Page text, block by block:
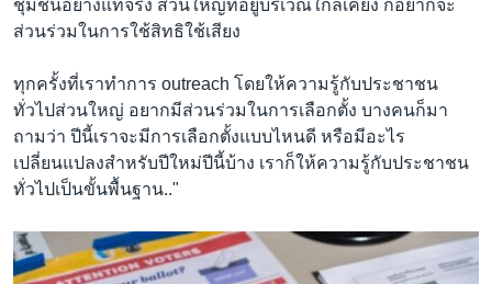
ชุมชนอย่างแท้จริง ส่วนใหญ่ที่อยู่บริเวณใกล้เคียง ก็อยากจะ
ส่วนร่วมในการใช้สิทธิใช้เสียง
ทุกครั้งที่เราทำการ outreach โดยให้ความรู้กับประชาชน
ทั่วไปส่วนใหญ่ อยากมีส่วนร่วมในการเลือกตั้ง บางคนก็มา
ถามว่า ปีนี้เราจะมีการเลือกตั้งแบบไหนดี หรือมีอะไร
เปลี่ยนแปลงสำหรับปีใหม่ปีนี้บ้าง เราก็ให้ความรู้กับประชาชน
ทั่วไปเป็นขั้นพื้นฐาน.."